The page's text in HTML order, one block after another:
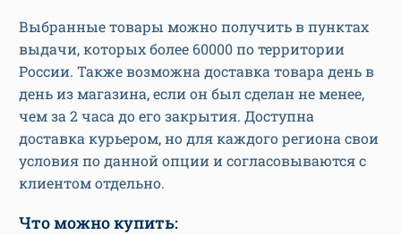
Выбранные товары можно получить в пунктах
выдачи, которых более 60000 по территории
России. Также возможна доставка товара день в
день из магазина, если он был сделан не менее,
чем за 2 часа до его закрытия. Доступна
доставка курьером, но для каждого региона свои
условия по данной опции и согласовываются с
клиентом отдельно.
Что можно купить: